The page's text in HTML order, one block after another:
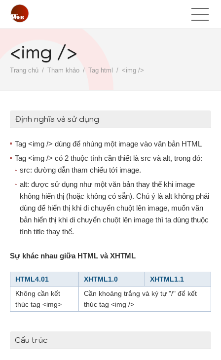
<img />
Trang chủ Tham khảo Tag html <img />
Định nghĩa và sử dụng
Tag <img /> dùng để nhúng một image vào văn bản HTML
Tag <img /> có 2 thuộc tính cần thiết là src và alt, trong đó:
src: đường dẫn tham chiếu tới image.
alt: được sử dụng như một văn bản thay thế khi image
không hiển thị (hoặc không có sẵn). Chú ý là alt không phải
dùng để hiển thị khi di chuyển chuột lên image, muốn văn
bản hiển thị khi di chuyển chuột lên image thì ta dùng thuộc
tính title thay thế.
Sự khác nhau giữa HTML và XHTML
HTML4.01 XHTML1.0
XHTML1.1
Không cần kết
thúc tag <img>
Cần khoảng trắng và ký tự "/" để kết
thúc tag <img />
Cấu trúc